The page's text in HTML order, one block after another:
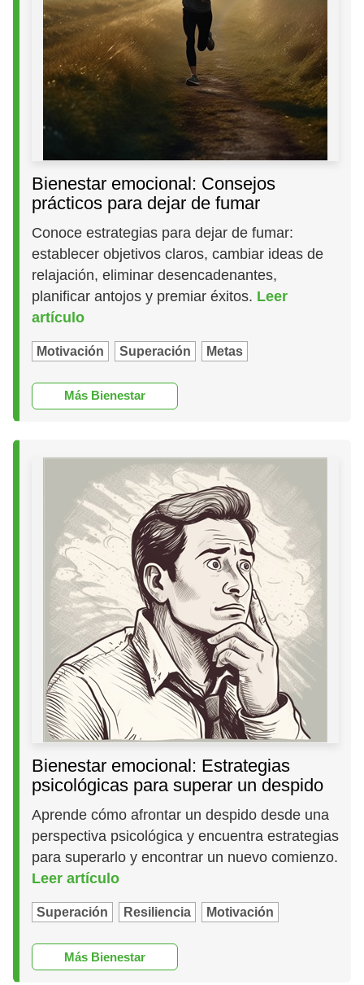
Bienestar emocional: Consejos
prácticos para dejar de fumar
Conoce estrategias para dejar de fumar:
establecer objetivos claros, cambiar ideas de
relajación, eliminar desencadenantes,
planificar antojos y premiar éxitos. Leer
artículo
Motivación Superación Metas
Más Bienestar
Bienestar emocional: Estrategias
psicológicas para superar un despido
Aprende cómo afrontar un despido desde una
perspectiva psicológica y encuentra estrategias
para superarlo y encontrar un nuevo comienzo.
Leer artículo
Superación Resiliencia Motivación
Más Bienestar